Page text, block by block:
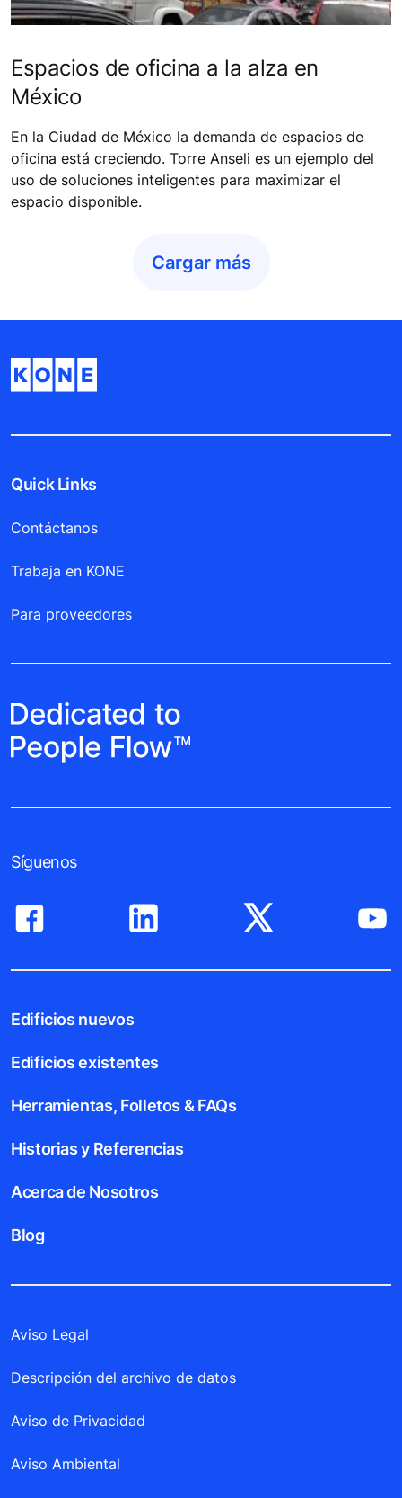
Espacios de oficina a la alza en
México
En la Ciudad de México la demanda de espacios de
oficina está creciendo. Torre Anseli es un ejemplo del
uso de soluciones inteligentes para maximizar el
espacio disponible.
Cargar más
Quick Links
Contáctanos
Trabaja en KONE
Para proveedores
Síguenos
Edificios nuevos
Edificios existentes
Herramientas, Folletos & FAQs
Historias y Referencias
Acerca de Nosotros
Blog
Aviso Legal
Descripción del archivo de datos
Aviso de Privacidad
Aviso Ambiental